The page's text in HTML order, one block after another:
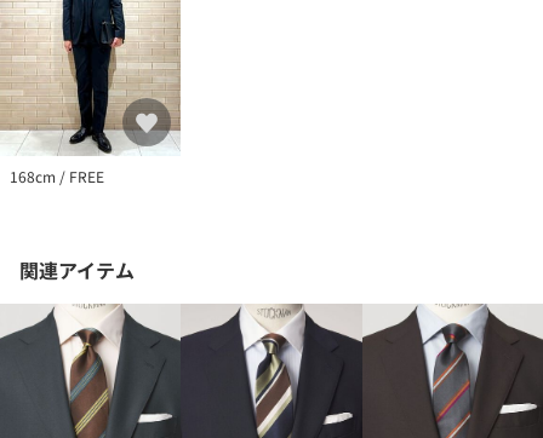
168cm / FREE
関連アイテム